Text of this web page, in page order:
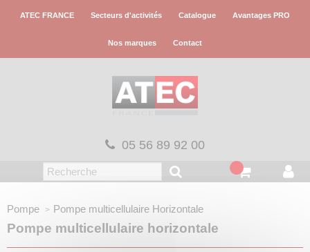
ATEC FRANCE Secteurs d'activités Catalogue Avantages PRO
Nos marques Contact
05 56 89 92 00
Pompe Pompe multicellulaire Horizontale
Pompe multicellulaire horizontale